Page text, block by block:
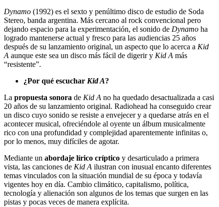
Dynamo (1992) es el sexto y penúltimo disco de estudio de Soda
Stereo, banda argentina. Más cercano al rock convencional pero
dejando espacio para la experimentación, el sonido de Dynamo ha
logrado mantenerse actual y fresco para las audiencias 25 años
después de su lanzamiento original, un aspecto que lo acerca a Kid
A aunque este sea un disco más fácil de digerir y Kid A más
“resistente”.
¿Por qué escuchar Kid A?
La propuesta sonora de Kid A no ha quedado desactualizada a casi
20 años de su lanzamiento original. Radiohead ha conseguido crear
un disco cuyo sonido se resiste a envejecer y a quedarse atrás en el
acontecer musical, ofreciéndole al oyente un álbum musicalmente
rico con una profundidad y complejidad aparentemente infinitas o,
por lo menos, muy difíciles de agotar.
Mediante un abordaje lírico críptico y desarticulado a primera
vista, las canciones de Kid A ilustran con inusual encanto diferentes
temas vinculados con la situación mundial de su época y todavía
vigentes hoy en día. Cambio climático, capitalismo, política,
tecnología y alienación son algunos de los temas que surgen en las
pistas y pocas veces de manera explícita.